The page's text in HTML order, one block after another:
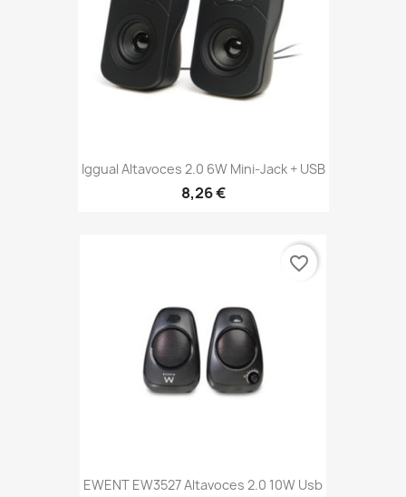
Iggual Altavoces 2.0 6W Mini-Jack + USB
8,26 €
EWENT EW3527 Altavoces 2.0 10W Usb
favorite_border